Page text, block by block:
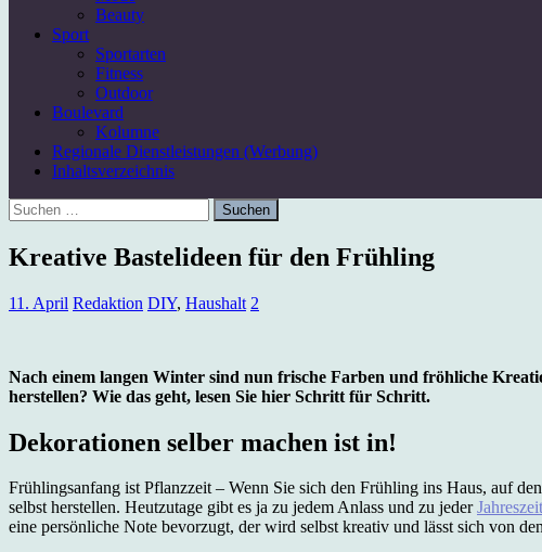
Beauty
Sport
Sportarten
Fitness
Outdoor
Boulevard
Kolumne
Regionale Dienstleistungen (Werbung)
Inhaltsverzeichnis
Suchen
nach:
Kreative Bastelideen für den Frühling
11. April Redaktion DIY, Haushalt 2
Nach einem langen Winter sind nun frische Farben und fröhliche
herstellen? Wie das geht, lesen Sie hier Schritt für Schritt.
Dekorationen selber machen ist in!
Frühlingsanfang ist Pflanzzeit – Wenn Sie sich den Frühling ins Haus, auf
selbst herstellen. Heutzutage gibt es ja zu jedem Anlass und zu jederJahreszeit
eine persönliche Note bevorzugt, der wird selbst kreativ und lässt sich von